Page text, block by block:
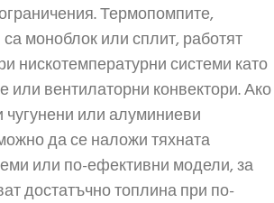
Термопомпите,
моноблок или сплит, работят
нискотемпературни системи като
или вентилаторни конвектори. Ако
чугунени или алуминиеви
да се наложи тяхната
или по-ефективни модели, за
достатъчно топлина при по-